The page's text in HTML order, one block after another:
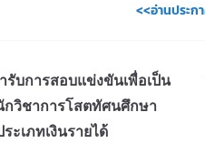
<<อ่านประก
รับการสอบแข่งขันเพื่อเป็น
กวิชาการโสตทัศนศึกษา
ะเภทเงินรายได้